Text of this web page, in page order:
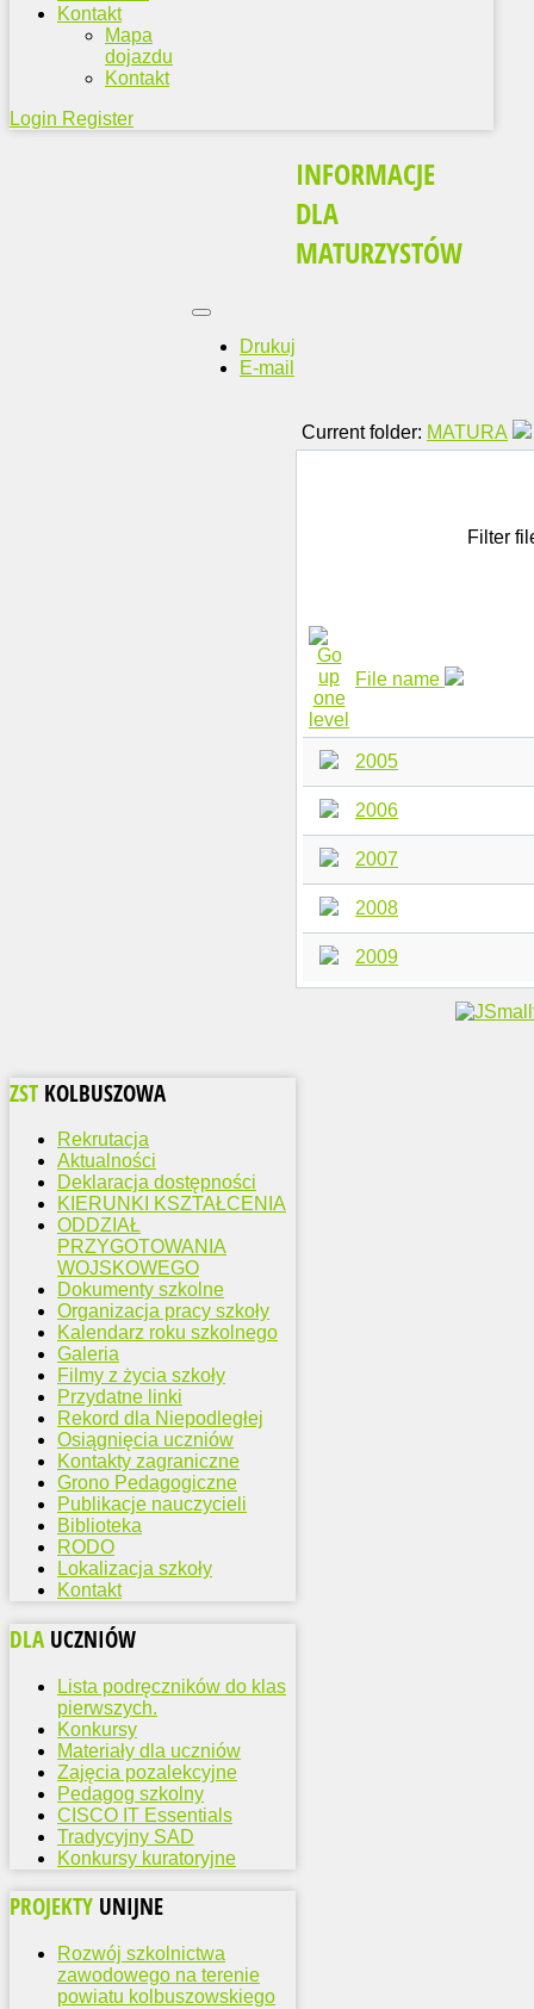
Kontakt
Mapa
dojazdu
Kontakt
Login Register
INFORMACJE
DLA
MATURZYSTÓW
Drukuj
E-mail
Current folder: MATURA
Filter
File name
2005
2006
2007
2008
2009
ZST KOLBUSZOWA
Rekrutacja
Aktualności
Deklaracja dostępności
KIERUNKI KSZTAŁCENIA
ODDZIAŁ
PRZYGOTOWANIA
WOJSKOWEGO
Dokumenty szkolne
Organizacja pracy szkoły
Kalendarz roku szkolnego
Galeria
Filmy z życia szkoły
Przydatne linki
Rekord dla Niepodległej
Osiągnięcia uczniów
Kontakty zagraniczne
Grono Pedagogiczne
Publikacje nauczycieli
Biblioteka
RODO
Lokalizacja szkoły
Kontakt
DLA UCZNIÓW
Lista podręczników do klas
pierwszych.
Konkursy
Materiały dla uczniów
Zajęcia pozalekcyjne
Pedagog szkolny
CISCO IT Essentials
Tradycyjny SAD
Konkursy kuratoryjne
PROJEKTY UNIJNE
Rozwój szkolnictwa
zawodowego na terenie
powiatu kolbuszowskiego